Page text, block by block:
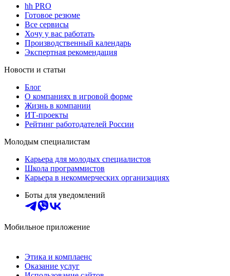
hh PRO
Готовое резюме
Все сервисы
Хочу у вас работать
Производственный календарь
Экспертная рекомендация
Новости и статьи
Блог
О компаниях в игровой форме
Жизнь в компании
ИТ-проекты
Рейтинг работодателей России
Молодым специалистам
Карьера для молодых специалистов
Школа программистов
Карьера в некоммерческих организациях
Боты для уведомлений
Мобильное приложение
Этика и комплаенс
Оказание услуг